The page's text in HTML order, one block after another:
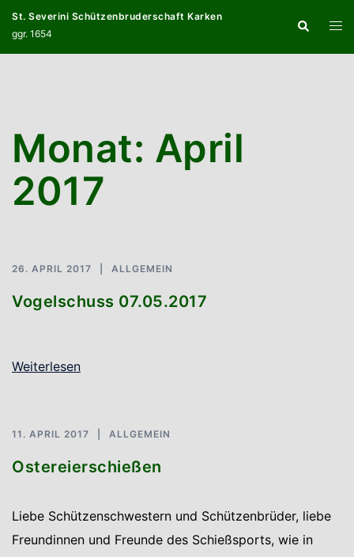
springen
St. Severini Schützenbruderschaft Karken
ggr. 1654
Suche
Menü
Monat: April
2017
26. APRIL 2017 ALLGEMEIN
Vogelschuss 07.05.2017
Weiterlesen
11. APRIL 2017 ALLGEMEIN
Ostereierschießen
Liebe Schützenschwestern und Schützenbrüder, liebe
Freundinnen und Freunde des Schießsports, wie in